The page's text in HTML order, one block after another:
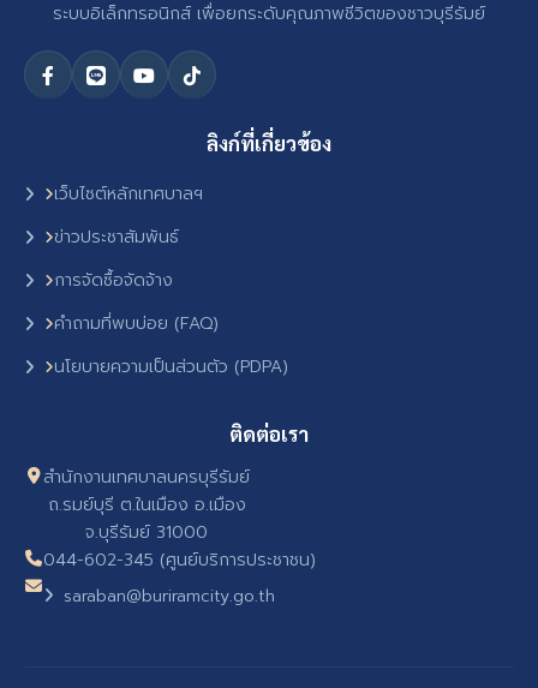
ระบบอิเล็กทรอนิกส์ เพื่อยกระดับคุณภาพชีวิตของชาวบุรีรัมย์
ลิงก์ที่เกี่ยวข้อง
เว็บไซต์หลักเทศบาลฯ
ข่าวประชาสัมพันธ์
การจัดซื้อจัดจ้าง
คำถามที่พบบ่อย (FAQ)
นโยบายความเป็นส่วนตัว (PDPA)
ติดต่อเรา
สำนักงานเทศบาลนครบุรีรัมย์
ถ.รมย์บุรี ต.ในเมือง อ.เมือง
จ.บุรีรัมย์ 31000
044-602-345 (ศูนย์บริการประชาชน)
saraban@buriramcity.go.th